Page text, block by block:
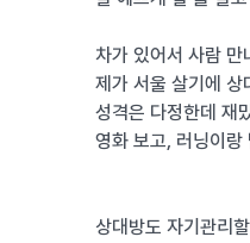
차가 있어서 사람 만
제가 서울 살기에 상
성격은 다정한데 재
영화 보고, 러닝이랑
상대방도 자기관리